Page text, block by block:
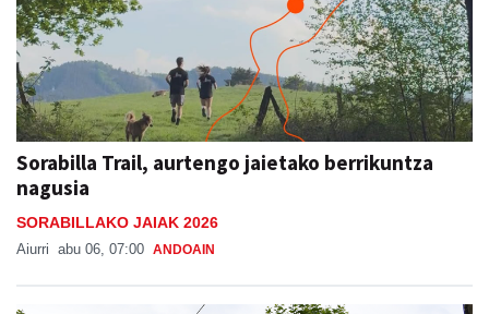
Sorabilla Trail, aurtengo jaietako berrikuntza
nagusia
SORABILLAKO JAIAK 2026
Aiurri abu 06, 07:00 ANDOAIN